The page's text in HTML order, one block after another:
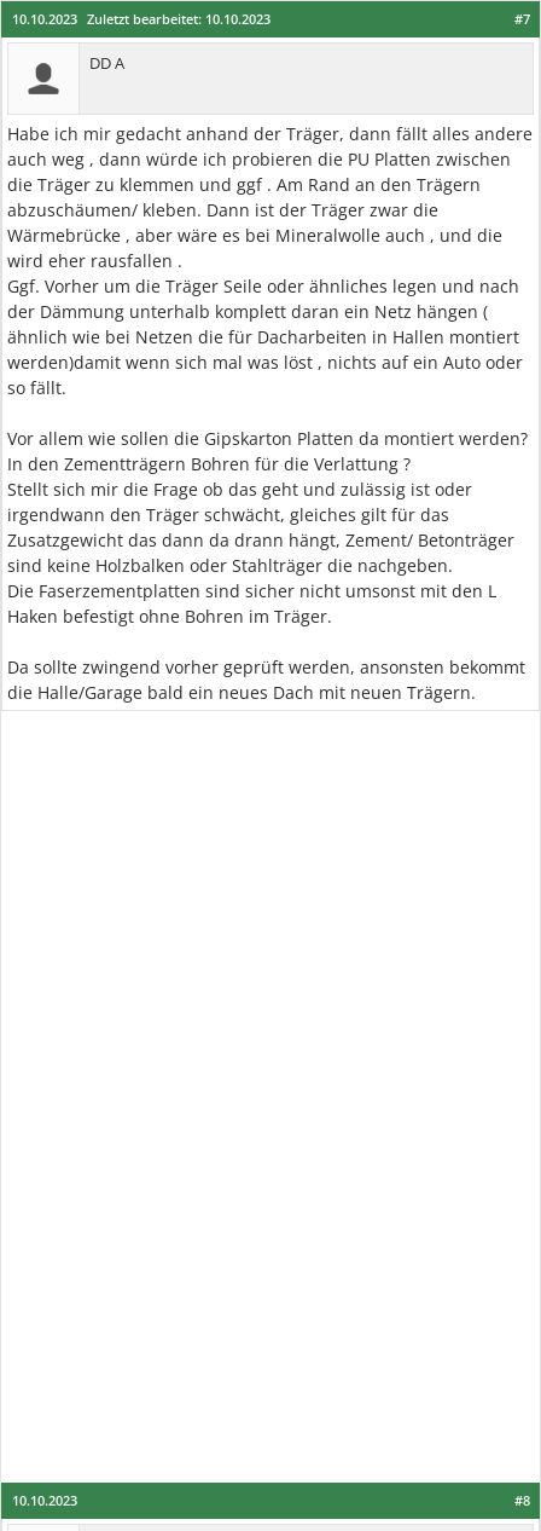
#7
10.10.2023 Zuletzt bearbeitet: 10.10.2023
DD A
Habe ich mir gedacht anhand der Träger, dann fällt alles andere
auch weg , dann würde ich probieren die PU Platten zwischen
die Träger zu klemmen und ggf . Am Rand an den Trägern
abzuschäumen/ kleben. Dann ist der Träger zwar die
Wärmebrücke , aber wäre es bei Mineralwolle auch , und die
wird eher rausfallen .
Ggf. Vorher um die Träger Seile oder ähnliches legen und nach
der Dämmung unterhalb komplett daran ein Netz hängen (
ähnlich wie bei Netzen die für Dacharbeiten in Hallen montiert
werden)damit wenn sich mal was löst , nichts auf ein Auto oder
so fällt.
Vor allem wie sollen die Gipskarton Platten da montiert werden?
In den Zementträgern Bohren für die Verlattung ?
Stellt sich mir die Frage ob das geht und zulässig ist oder
irgendwann den Träger schwächt, gleiches gilt für das
Zusatzgewicht das dann da drann hängt, Zement/ Betonträger
sind keine Holzbalken oder Stahlträger die nachgeben.
Die Faserzementplatten sind sicher nicht umsonst mit den L
Haken befestigt ohne Bohren im Träger.
Da sollte zwingend vorher geprüft werden, ansonsten bekommt
die Halle/Garage bald ein neues Dach mit neuen Trägern.
#8
10.10.2023